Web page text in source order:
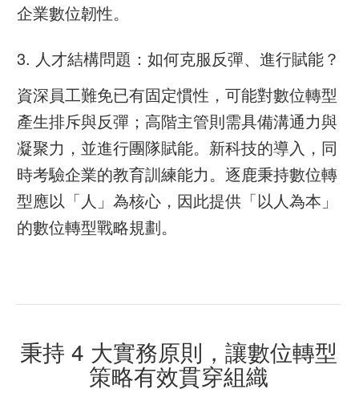
企業數位韌性。
3. 人才結構問題：如何克服反彈、進行賦能？
資深員工難免已有固定慣性，可能對數位轉型
產生排斥與反彈；高階主管則需具備溝通力與
凝聚力，並進行團隊賦能。新科技的導入，同
時考驗企業的教育訓練能力。逐鹿秉持數位轉
型應以「人」為核心，因此提供「以人為本」
的數位轉型戰略規劃。
秉持 4 大實務原則，讓數位轉型
策略有效貫穿組織